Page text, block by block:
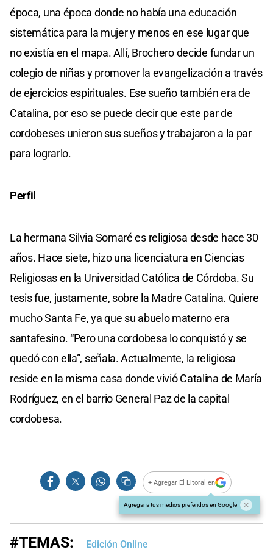
época, una época donde no había una educación
sistemática para la mujer y menos en ese lugar que
no existía en el mapa. Allí, Brochero decide fundar un
colegio de niñas y promover la evangelización a través
de ejercicios espirituales. Ese sueño también era de
Catalina, por eso se puede decir que este par de
cordobeses unieron sus sueños y trabajaron a la par
para lograrlo.
Perfil
La hermana Silvia Somaré es religiosa desde hace 30
años. Hace siete, hizo una licenciatura en Ciencias
Religiosas en la Universidad Católica de Córdoba. Su
tesis fue, justamente, sobre la Madre Catalina. Quiere
mucho Santa Fe, ya que su abuelo materno era
santafesino. “Pero una cordobesa lo conquistó y se
quedó con ella”, señala. Actualmente, la religiosa
reside en la misma casa donde vivió Catalina de María
Rodríguez, en el barrio General Paz de la capital
cordobesa.
+ Agregar El Litoral en
Agregar a tus medios preferidos en Google
#TEMAS: Edición Online